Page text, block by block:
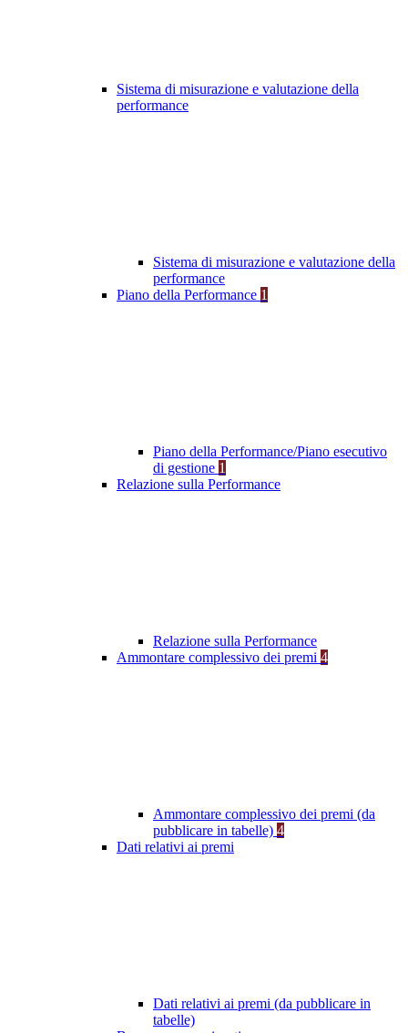
Sistema di misurazione e valutazione della
performance
Sistema di misurazione e valutazione della
performance
Piano della Performance 1
Piano della Performance/Piano esecutivo
di gestione 1
Relazione sulla Performance
Relazione sulla Performance
Ammontare complessivo dei premi 4
Ammontare complessivo dei premi (da
pubblicare in tabelle) 4
Dati relativi ai premi
Dati relativi ai premi (da pubblicare in
tabelle)